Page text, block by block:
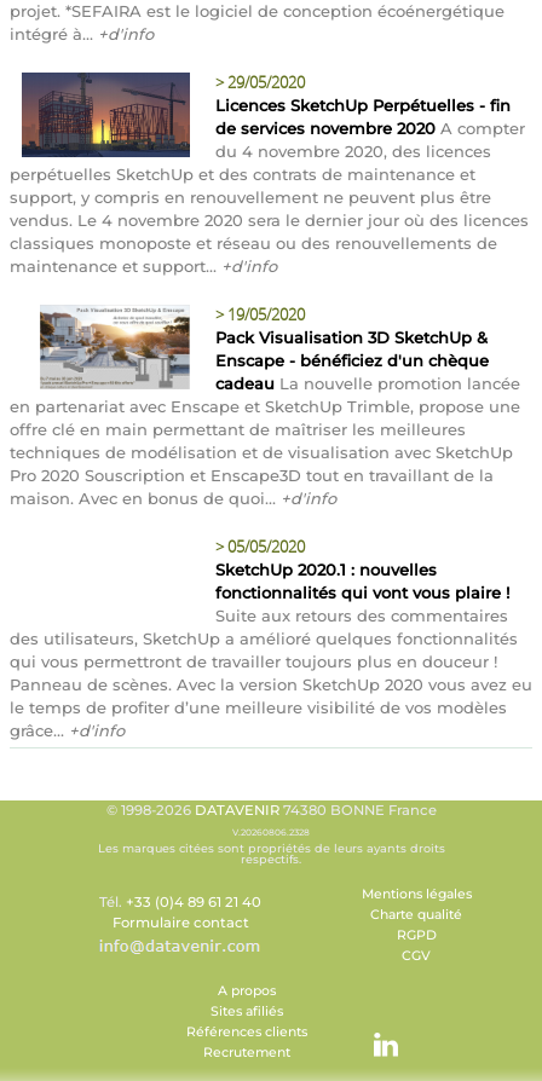
projet. *SEFAIRA est le logiciel de conception écoénergétique
intégré à... +d'info
>29/05/2020
Licences SketchUp Perpétuelles - fin
de services novembre 2020 A compter
du 4 novembre 2020, des licences
perpétuelles SketchUp et des contrats de maintenance et
support, y compris en renouvellement ne peuvent plus être
vendus. Le 4 novembre 2020 sera le dernier jour où des licences
classiques monoposte et réseau ou des renouvellements de
maintenance et support... +d'info
> 19/05/2020
Pack Visualisation 3D SketchUp &
Enscape - bénéficiez d'un chèque
cadeau La nouvelle promotion lancée
en partenariat avec Enscape et SketchUp Trimble, propose une
offre clé en main permettant de maîtriser les meilleures
techniques de modélisation et de visualisation avec SketchUp
Pro 2020 Souscription et Enscape3D tout en travaillant de la
maison. Avec en bonus de quoi... +d'info
>05/05/2020
SketchUp 2020.1 : nouvelles
fonctionnalités qui vont vous plaire !
Suite aux retours des commentaires
des utilisateurs, SketchUp a amélioré quelques fonctionnalités
qui vous permettront de travailler toujours plus en douceur !
Panneau de scènes. Avec la version SketchUp 2020 vous avez eu
le temps de profiter d’une meilleure visibilité de vos modèles
grâce... +d'info
© 1998-2026 DATAVENIR74380 BONNE France
V.20260806.2328
Les marques citées sont propriétés de leurs ayants droits
respectifs.
Tél. +33 (0)4 89 61 21 40
Formulaire contact
Mentions légales
Charte qualité
RGPD
CGV
A propos
Sites afiliés
Références clients
Recrutement